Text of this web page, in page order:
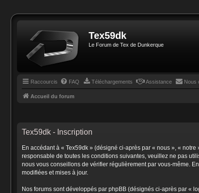
Tex59dk
Le Forum de Tex de Dunkerque
Raccourcis FAQ Téléchargements Assistance Nous
Accueil du forum
Tex59dk - Inscription
En accédant à « Tex59dk » (désigné ci-après par « nous », «
responsable de toutes les conditions suivantes, veuillez ne pas
nous vous conseillons de vérifier régulièrement par vous-même.
modifiées et mises à jour.
Nos forums sont développés par phpBB (désignés ci-après par «